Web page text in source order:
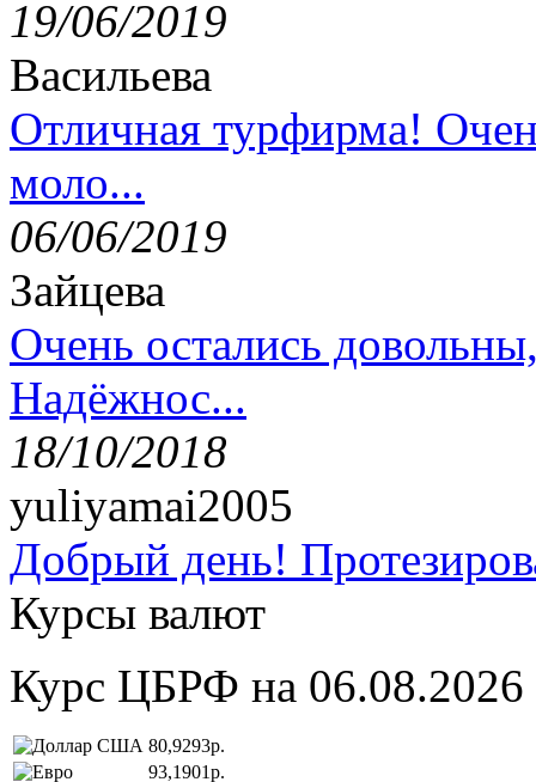
19/06/2019
Васильева
Отличная турфирма!
моло...
06/06/2019
Зайцева
Очень остались
Надёжнос...
18/10/2018
yuliyamai2005
Добрый день!
Курсы валют
Курс ЦБРФ на 06.08.2026
80,9293р.
93,1901р.